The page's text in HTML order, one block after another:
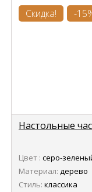
Скидка! -
Настольные
Цвет : серо-
Материал: дерево
Стиль: классика